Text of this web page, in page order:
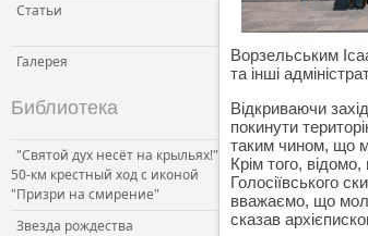
Статьи
Галерея
Библиотека
"Святой дух несёт на крыльях!"
50-км крестный ход с иконой
"Призри на смирение"
Звезда рождества
Ворзельським
та інші
Відкриваючи
покинути
таким чином, що
Крім того,
Голосіївського
вважаємо, що
сказав